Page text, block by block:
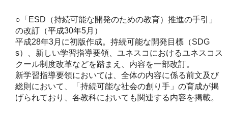
○「ESD（持続可能な開発のための教育）推進の手引」
の改訂（平成30年5月）
平成28年3月に初版作成。持続可能な開発目標（SDG
s）、新しい学習指導要領、ユネスコにおけるユネスコス
クール制度改革などを踏まえ、内容を一部改訂。
新学習指導要領においては、全体の内容に係る前文及び
総則において、「持続可能な社会の創り手」の育成が掲
げられており、各教科においても関連する内容を掲載。